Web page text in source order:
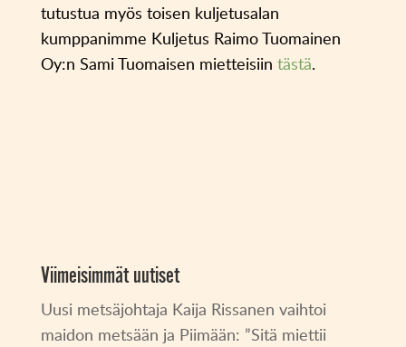
tutustua myös toisen kuljetusalan
kumppanimme Kuljetus Raimo Tuomainen
Oy:n Sami Tuomaisen mietteisiin tästä.
Viimeisimmät uutiset
Uusi metsäjohtaja Kaija Rissanen vaihtoi
maidon metsään ja Piimään: ”Sitä miettii